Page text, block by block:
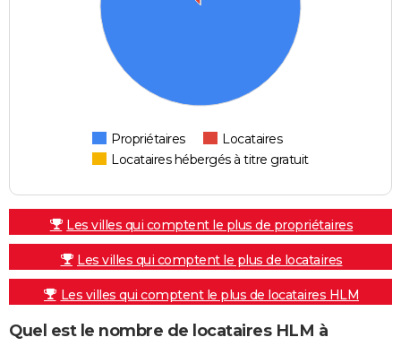
Propriétaires
Locataires
Locataires hébergés à titre gratuit
Les villes qui comptent le plus de propriétaires
Les villes qui comptent le plus de locataires
Les villes qui comptent le plus de locataires HLM
Quel est le nombre de locataires HLM à